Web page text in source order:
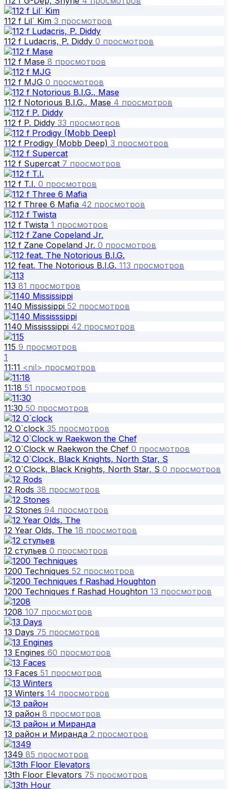
112 f Lil` Kim 3 просмотров
112 f Ludacris, P. Diddy 0 просмотров
112 f Mase 8 просмотров
112 f MJG 0 просмотров
112 f Notorious B.I.G., Mase 4 просмотров
112 f P. Diddy 33 просмотров
112 f Prodigy (Mobb Deep) 3 просмотров
112 f Supercat 7 просмотров
112 f T.I. 0 просмотров
112 f Three 6 Mafia 42 просмотров
112 f Twista 1 просмотров
112 f Zane Copeland Jr. 0 просмотров
112 feat. The Notorious B.I.G. 113 просмотров
113 81 просмотров
1140 Mississippi 52 просмотров
1140 Mississsippi 42 просмотров
115 9 просмотров
1
11:11 <nil> просмотров
11:18 51 просмотров
11:30 50 просмотров
12 O`clock 35 просмотров
12 O`Clock w Raekwon the Chef 0 просмотров
12 O`Clock, Black Knights, North Star, S 0 просмотров
12 Rods 38 просмотров
12 Stones 94 просмотров
12 Year Olds, The 18 просмотров
12 стульев 0 просмотров
1200 Techniques 52 просмотров
1200 Techniques f Rashad Houghton 13 просмотров
1208 107 просмотров
13 Days 75 просмотров
13 Engines 60 просмотров
13 Faces 51 просмотров
13 Winters 14 просмотров
13 район 8 просмотров
13 район и Миранда 2 просмотров
1349 85 просмотров
13th Floor Elevators 75 просмотров